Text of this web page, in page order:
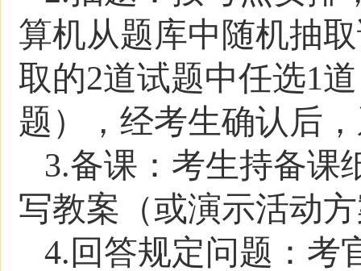
算机从题库中随机抽
取的2道试题中任选1
题），经考生确认后
3.备课：考生持备课
写教案（或演示活动
4.回答规定问题：考